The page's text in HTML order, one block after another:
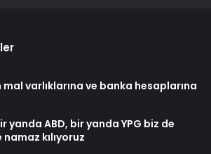
mal varlıklarına ve banka hesaplarına
yanda ABD, bir yanda YPG biz de
namaz kılıyoruz